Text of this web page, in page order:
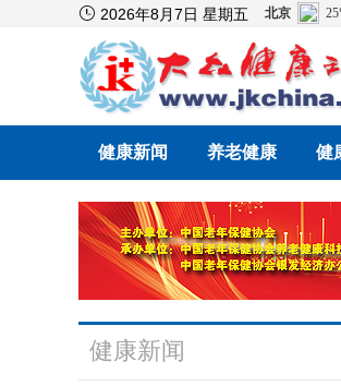
 2026年8月7日 星期五
健康新闻 养老健康 健
健康新闻